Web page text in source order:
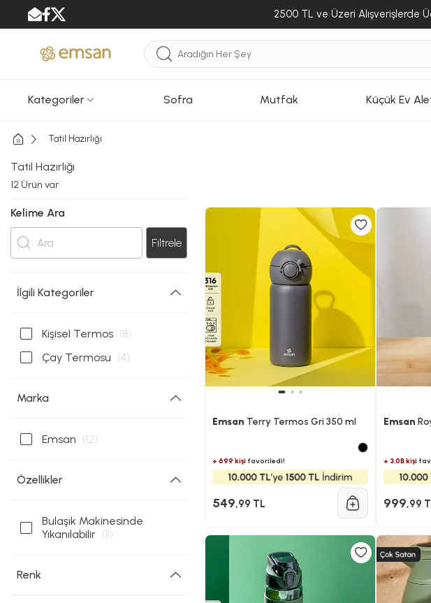
2500 TL ve Üzeri Alışverişlerde
Kategoriler Sofra Mutfak Küçük Ev
Tatil Hazırlığı
Tatil Hazırlığı
12 Ürün var
Kelime Ara
Filtrele
İlgili Kategoriler
Kişisel Termos (8)
Çay Termosu (4)
Marka
Emsan (12)
Özellikler
Bulaşık Makinesinde
Yıkanılabilir (11)
Renk
Emsan Terry Termos Gri 350 ml
+ 699 kişifavoriledi!
549,99 TL
Emsan
+ 3.0B kişi
999,99